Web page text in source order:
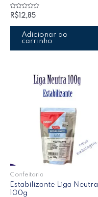
Avaliação
0
de
R$ 12,85
Adicionar ao
carrinho
Confeitaria
Estabilizante Liga Neutra
100g